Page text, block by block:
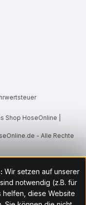
Shop HoseOnline |
- Alle Rechte
Wir setzen auf unserer
notwendig (z.B. für
diese Website